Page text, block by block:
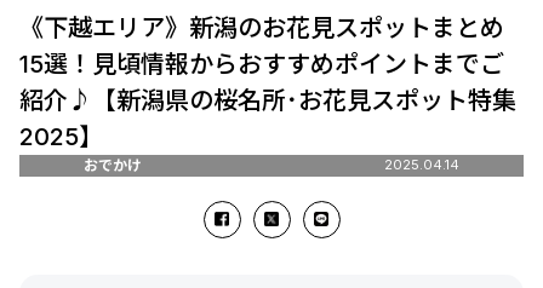
《下越エリア》新潟のお花見スポットまとめ
15選！見頃情報からおすすめポイントまでご
紹介♪【新潟県の桜名所･お花見スポット特集
2025】
おでかけ 2025.04.14